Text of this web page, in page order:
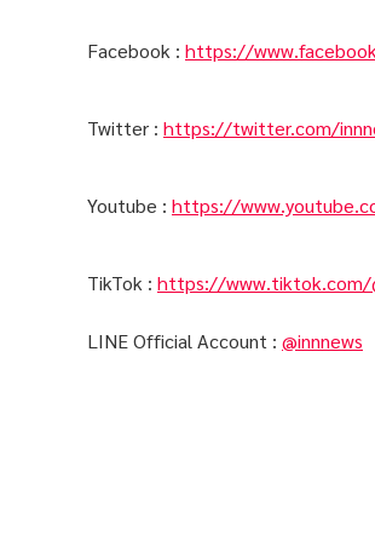
Facebook : https://
Twitter : https://twitter.com/
Youtube : https://
TikTok : https://www.tiktok.com/
LINE Official Account : @innnews